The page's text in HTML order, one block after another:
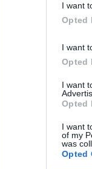
I want
Opted
I want
Opted
I want
Opted
I want
of my
was
Opted
L’oposició en
Ulldecona i